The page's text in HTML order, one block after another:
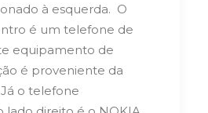
à esquerda. O
é um telefone de
equipamento de
é proveniente da
Já o telefone